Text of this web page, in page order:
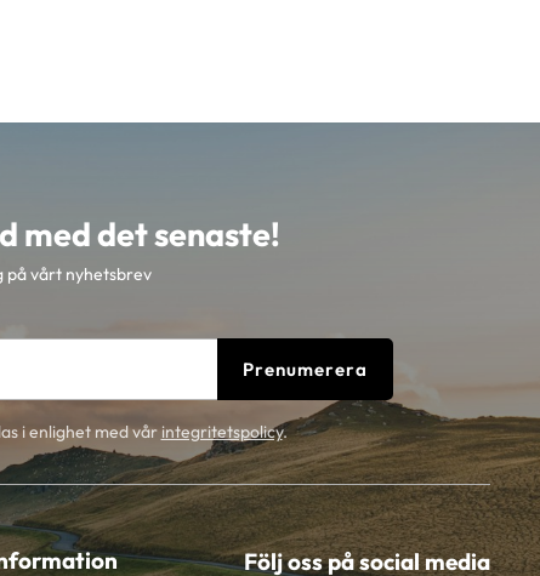
med det senaste!
på vårt nyhetsbrev
Prenumerera
i enlighet med vårintegritetspolicy.
Följ oss på social media